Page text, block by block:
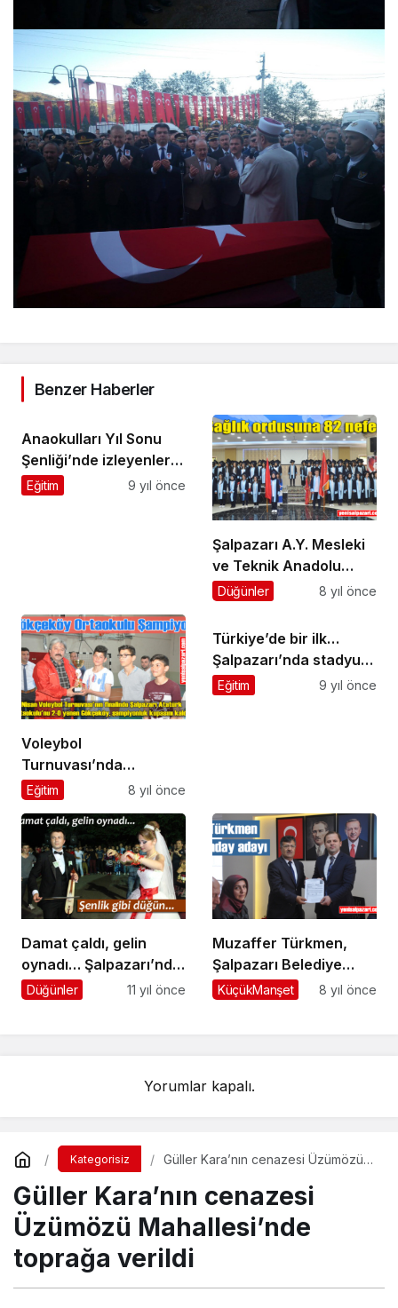
Benzer Haberler
Anaokulları Yıl Sonu
Şenliği’nde izleyenleri
eğlendirdi
Eğitim 9 yıl önce
Şalpazarı A.Y. Mesleki
ve Teknik Anadolu
Lisesi Mezuniyet
Düğünler 8 yıl önce
Voleybol
Turnuvası’nda
Gökçeköy Ortaokulu
Eğitim 8 yıl önce
Türkiye’de bir ilk…
Şalpazarı’nda stadyum
için arazi istimlak
Eğitim 9 yıl önce
Damat çaldı, gelin
oynadı… Şalpazarı’nda
şenlik gibi düğün
Düğünler 11 yıl önce
Muzaffer Türkmen,
Şalpazarı Belediye
Başkanı Adaylığı için
KüçükManşet 8 yıl önce
Yorumlar kapalı.
Kategorisiz
Güller Kara’nın cenazesi Üzümözü
Güller Kara’nın cenazesi
Üzümözü Mahallesi’nde
toprağa verildi